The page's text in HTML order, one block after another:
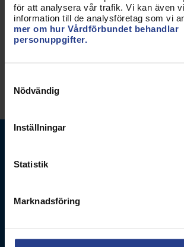
för att analysera vår trafik. Vi kan även
information till de analysföretag som vi
mer om hur Vårdförbundet behandlar
personuppgifter.
Nödvändig
Inställningar
Statistik
Marknadsföring